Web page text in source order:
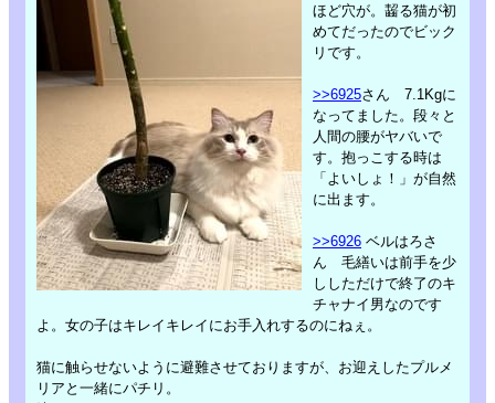
ほど穴が。齧る猫が初
めてだったのでビック
リです。
>>6925さん 7.1Kgに
なってました。段々と
人間の腰がヤバいで
す。抱っこする時は
「よいしょ！」が自然
に出ます。
>>6926 ベルはろさ
ん 毛繕いは前手を少
ししただけで終了のキ
チャナイ男なのです
よ。女の子はキレイキレイにお手入れするのにねぇ。
猫に触らせないように避難させておりますが、お迎えしたプルメ
リアと一緒にパチリ。